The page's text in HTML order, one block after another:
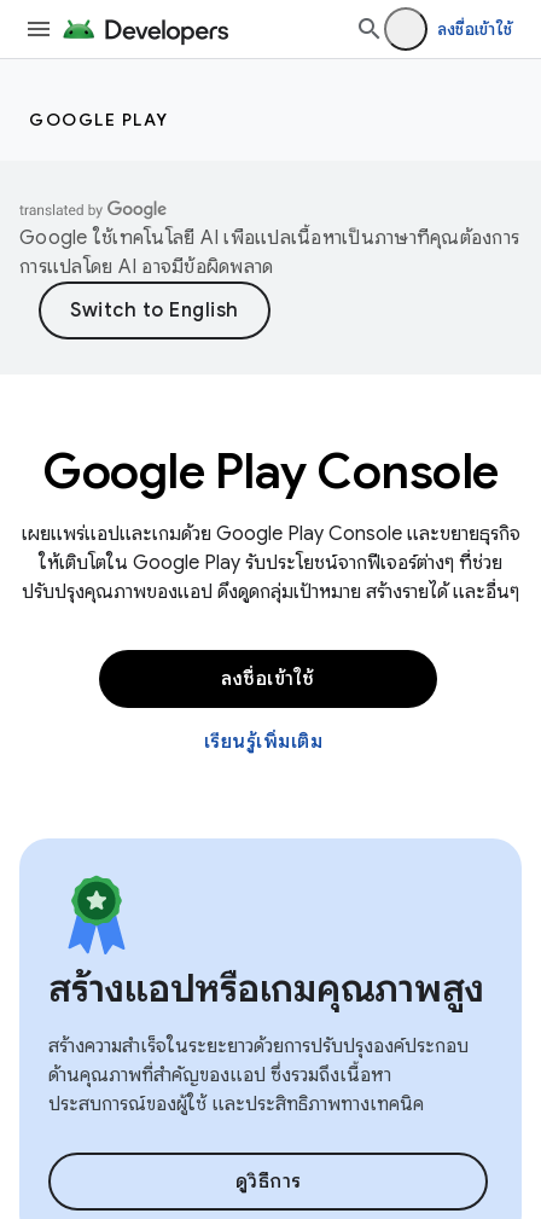
ลงชื่อเข้าใช้
GOOGLE PLAY
Google ใช้เทคโนโลยี AI เพื่อแปลเนื้อหาเป็นภาษาที่คุณต้องการ
การแปลโดย AI อาจมีข้อผิดพลาด
Google Play Console
เผยแพร่แอปและเกมด้วย Google Play Console และขยายธุรกิจ
ให้เติบโตใน Google Play รับประโยชน์จากฟีเจอร์ต่างๆ ที่ช่วย
ปรับปรุงคุณภาพของแอป ดึงดูดกลุ่มเป้าหมาย สร้างรายได้ และอื่นๆ
ลงชื่อเข้าใช้
เรียนรู้เพิ่มเติม
สร้างแอปหรือเกมคุณภาพสูง
สร้างความสําเร็จในระยะยาวด้วยการปรับปรุงองค์ประกอบ
ด้านคุณภาพที่สําคัญของแอป ซึ่งรวมถึงเนื้อหา
ประสบการณ์ของผู้ใช้ และประสิทธิภาพทางเทคนิค
ดูวิธีการ